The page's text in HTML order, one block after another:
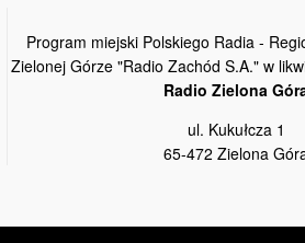
Program miejski Polskiego Radia -
Zielonej Górze "Radio Zachód S.A." w
Radio Zielona
ul. Kukułcza 1
65-472 Zielona